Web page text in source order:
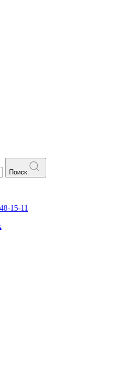
Поиск
15-11